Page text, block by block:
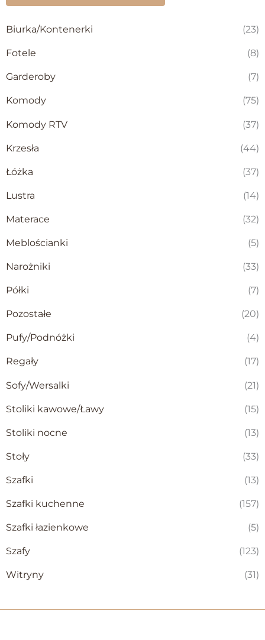
Biurka/Kontenerki (23)
Fotele (8)
Garderoby (7)
Komody (75)
Komody RTV (37)
Krzesła (44)
Łóżka (37)
Lustra (14)
Materace (32)
Meblościanki (5)
Narożniki (33)
Półki (7)
Pozostałe (20)
Pufy/Podnóżki (4)
Regały (17)
Sofy/Wersalki (21)
Stoliki kawowe/Ławy (15)
Stoliki nocne (13)
Stoły (33)
Szafki (13)
Szafki kuchenne (157)
Szafki łazienkowe (5)
Szafy (123)
Witryny (31)